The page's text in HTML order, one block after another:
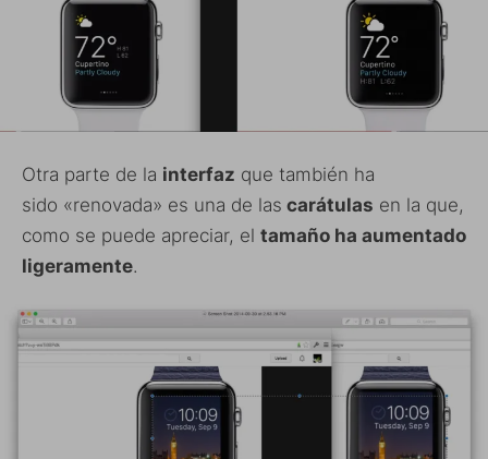
Otra parte de la interfaz que también ha
sido «renovada» es una de las carátulas en la que,
como se puede apreciar, el tamaño ha aumentado
ligeramente.